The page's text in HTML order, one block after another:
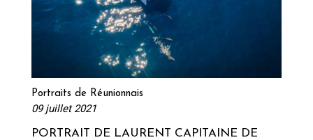
Portraits de Réunionnais
09 juillet 2021
PORTRAIT DE LAURENT CAPITAINE DE